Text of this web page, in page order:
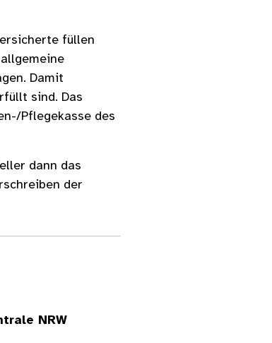
füllen
Damit
sind. Das
Pflegekasse des
dann das
der
NRW